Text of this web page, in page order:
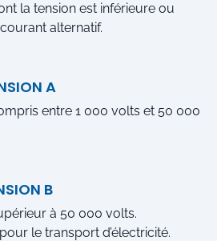
la tension est inférieure ou
alternatif.
A
entre 1 000 volts et 50 000
B
à 50 000 volts.
le transport d’électricité.